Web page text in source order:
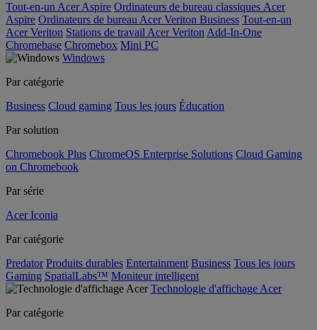
Tout-en-un Acer Aspire Ordinateurs de bureau classiques Acer
Aspire Ordinateurs de bureau Acer Veriton Business Tout-en-un
Acer Veriton Stations de travail Acer Veriton Add-In-One
Chromebase Chromebox Mini PC
Windows
Par catégorie
Business Cloud gaming Tous les jours Éducation
Par solution
Chromebook Plus ChromeOS Enterprise Solutions Cloud Gaming
on Chromebook
Par série
Acer Iconia
Par catégorie
Predator Produits durables Entertainment Business Tous les jours
Gaming SpatialLabs™ Moniteur intelligent
Technologie d'affichage Acer
Par catégorie